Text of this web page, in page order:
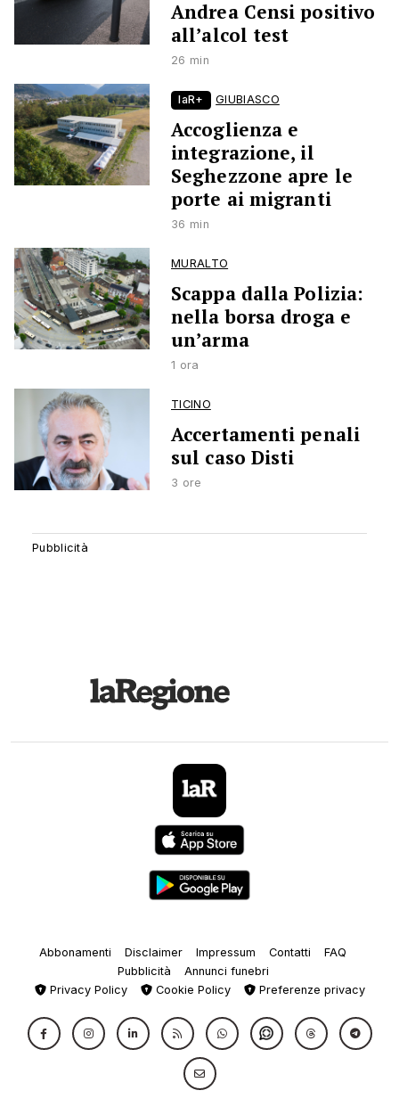
Andrea Censi positivo
all’alcol test
26 min
laR+ GIUBIASCO
Accoglienza e
integrazione, il
Seghezzone apre le
porte ai migranti
36 min
MURALTO
Scappa dalla Polizia:
nella borsa droga e
un’arma
1 ora
TICINO
Accertamenti penali
sul caso Disti
3 ore
Abbonamenti Disclaimer Impressum Contatti
FAQ
Pubblicità
Annunci funebri
Privacy Policy
Cookie Policy Preferenze privacy